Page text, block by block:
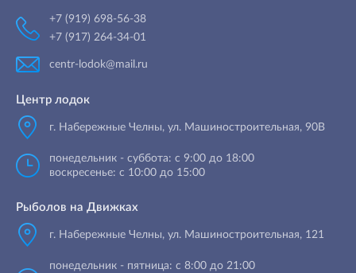
+7 (919) 698-56-38
+7 (917) 264-34-01
centr-lodok@mail.ru
Центр лодок
г. Набережные Челны, ул. Машиностроительная, 90B
понедельник - суббота: с 9:00 до 18:00
воскресенье: с 10:00 до 15:00
Рыболов на Движках
г. Набережные Челны, ул. Машиностроительная, 121
понедельник - пятница: с 8:00 до 21:00